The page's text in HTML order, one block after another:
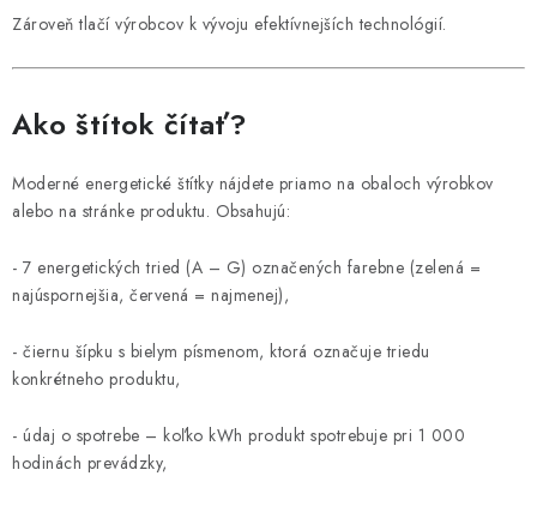
O NÁS - MEGALED & JANTON ZÁKAMENNÉ
Obchodné podmienky
Podmienky ochrany osobných údajov
Zľavy pre profíkov
Hodnotenie obchodu Moja objednávka
Zároveň tlačí výrobcov k vývoju efektívnejších technológií.
Ako štítok čítať?
Moderné energetické štítky nájdete priamo na obaloch výrobkov
alebo na stránke produktu. Obsahujú:
- 7 energetických tried (A – G) označených farebne (zelená =
najúspornejšia, červená = najmenej),
- čiernu šípku s bielym písmenom, ktorá označuje triedu
konkrétneho produktu,
- údaj o spotrebe – koľko kWh produkt spotrebuje pri 1 000
hodinách prevádzky,